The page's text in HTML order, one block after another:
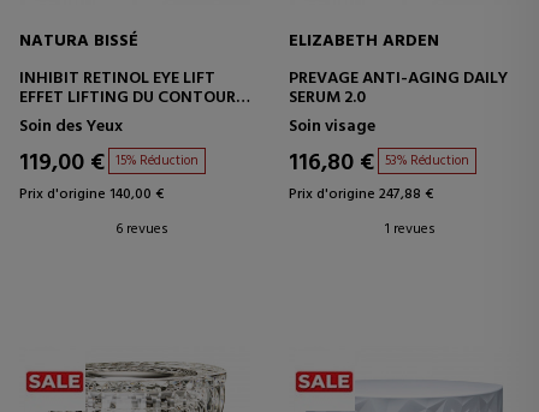
NATURA BISSÉ
INHIBIT RETINOL EYE LIFT
EFFET LIFTING DU CONTOUR
DES YEUX
Soin des Yeux
119,00 € 15% Réduction
Prix d'origine 140,00 €
6 revues
ELIZABETH ARDEN
PREVAGE ANTI-AGING DAILY
SERUM 2.0
Soin visage
116,80 € 53% Réduction
Prix d'origine 247,88 €
1 revues